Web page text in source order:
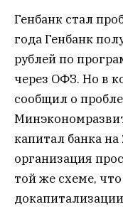
Генбанк стал
года Генбанк
рублей по
через ОФЗ. Но в
сообщил о
капитал банка
организация
той же схеме,